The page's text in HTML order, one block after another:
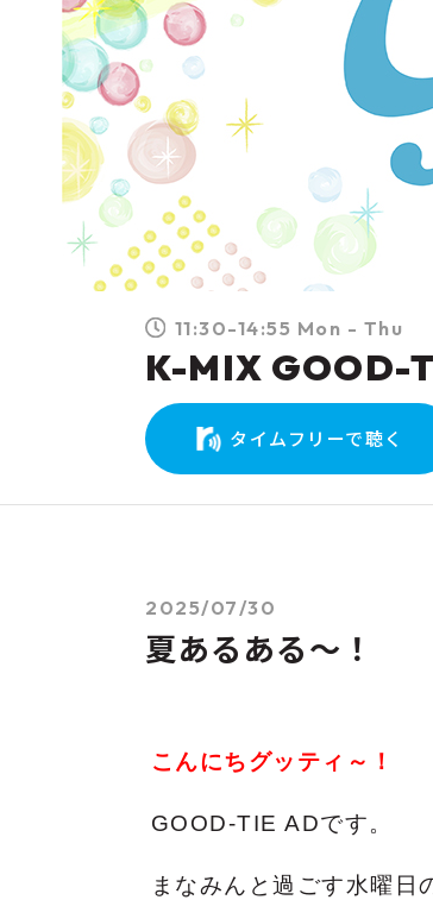
11:30-14:55 Mon - Thu
K-MIX GOOD-
タイムフリーで聴く
2025/07/30
夏あるある～！
こんにちグッティ～！
GOOD-TIE ADです。
まなみんと過ごす水曜日